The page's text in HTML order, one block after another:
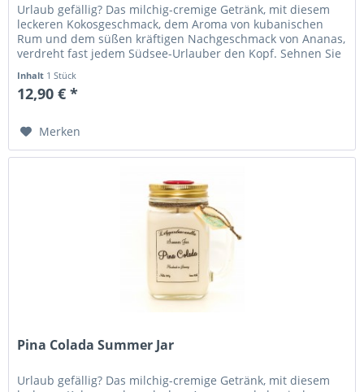
Urlaub gefällig? Das milchig-cremige Getränk, mit diesem
leckeren Kokosgeschmack, dem Aroma von kubanischen
Rum und dem süßen kräftigen Nachgeschmack von Ananas,
verdreht fast jedem Südsee-Urlauber den Kopf. Sehnen Sie
Inhalt 1 Stück
12,90 € *
Merken
Pina Colada Summer Jar
Urlaub gefällig? Das milchig-cremige Getränk, mit diesem